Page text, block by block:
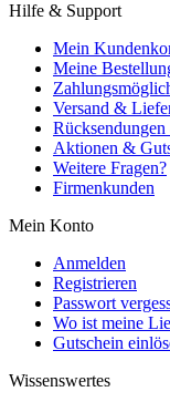
Hilfe & Support
Mein
Meine
Versand &
Aktionen &
Weitere Fragen?
Firmenkunden
Mein Konto
Anmelden
Registrieren
Passwort
Wo ist meine
Gutschein
Wissenswertes